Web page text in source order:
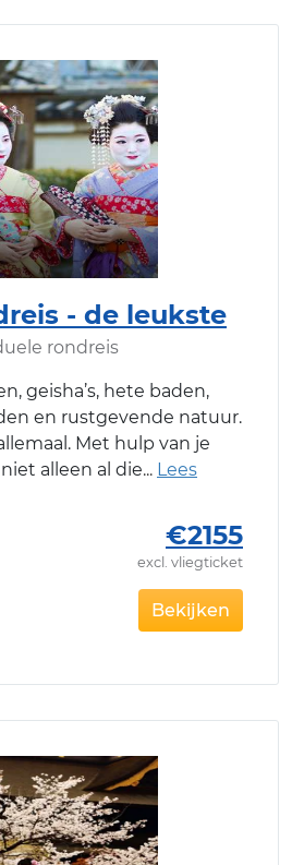
- de leukste
rondreis
geisha’s, hete baden,
en rustgevende natuur.
Met hulp van je
alleen al die
€2155
excl. vliegticket
Bekijken